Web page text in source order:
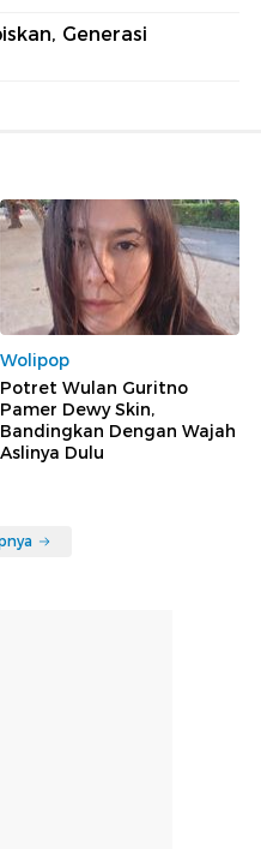
Generasi
Wolipop
Potret Wulan Guritno
Pamer Dewy Skin,
Bandingkan Dengan Wajah
Aslinya Dulu